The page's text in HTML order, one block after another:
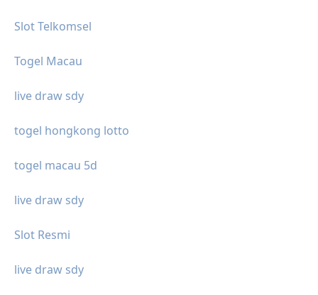
Slot Telkomsel
Togel Macau
live draw sdy
togel hongkong lotto
togel macau 5d
live draw sdy
Slot Resmi
live draw sdy